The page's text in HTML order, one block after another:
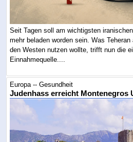
Seit Tagen soll am wichtigsten
mehr beladen worden sein. Was
den Westen nutzen wollte, trifft nun die
Einnahmequelle....
Europa -- Gesundheit
Judenhass erreicht Montenegros